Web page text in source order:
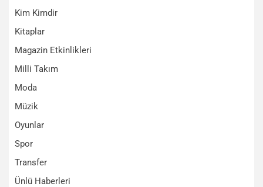
Kim Kimdir
Kitaplar
Magazin Etkinlikleri
Milli Takım
Moda
Müzik
Oyunlar
Spor
Transfer
Ünlü Haberleri